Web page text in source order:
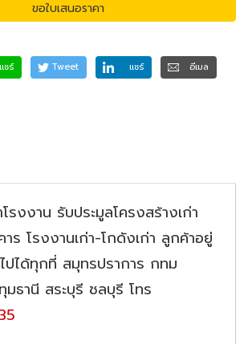
ขอใบเสนอราคา
แชร์ Tweet แชร์
อีเมล
รงงาน รับประมูลโครงสร้างเก่า
ร โรงงานเก่า-โกดังเก่า ลูกค้าอยู่
ไปได้ทุกที่ สมุทรปราการ กทม
ธานี สระบุรี ชลบุรี โทร